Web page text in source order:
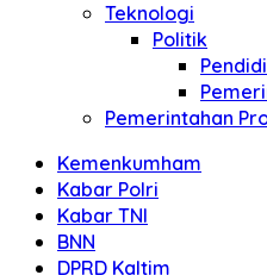
Teknologi
Politik
Pemerintahan
Kemenkumham
Kabar Polri
Kabar TNI
BNN
DPRD Kaltim